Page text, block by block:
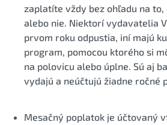
zaplatíte vždy bez ohľadu na
alebo nie. Niektorí vydavatelia
prvom roku odpustia, iní majú
program, pomocou ktorého si
na polovicu alebo úplne. Sú aj
vydajú a neúčtujú žiadne ročné
Mesačný poplatok je účtovaný